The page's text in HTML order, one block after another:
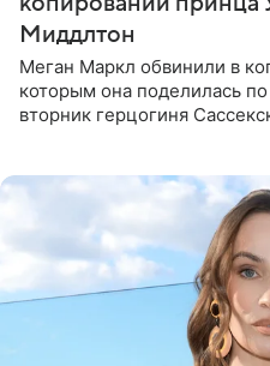
Миддлтон
Меган Маркл обвинили в
которым она поделилась
вторник герцогиня